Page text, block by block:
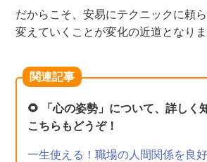
だからこそ、安易にテクニックに頼
変えていくことが変化の近道となりま
関連記事
🌻 「心の姿勢」について、詳しく
こちらもどうぞ！
一生使える！職場の人間関係を良